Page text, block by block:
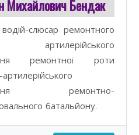
Михайлович Бендак
слюсар ремонтного
артилерійського
ремонтної роти
ремонтно-
батальйону.